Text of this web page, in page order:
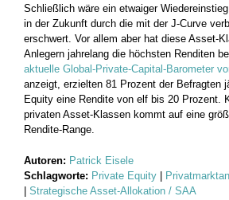
Schließlich wäre ein etwaiger
in der Zukunft durch die mit der J-Curve
erschwert. Vor allem aber hat diese Asset-
Anlegern jahrelang die höchsten Renditen
aktuelle Global-Private-Capital-Barometer
anzeigt, erzielten 81 Prozent der Befragten
Equity eine Rendite von elf bis 20 Prozent.
privaten Asset-Klassen kommt auf eine
Rendite-Range.
Autoren: Patrick Eisele
Schlagworte: Private Equity |
| Strategische Asset-Allokation / SAA